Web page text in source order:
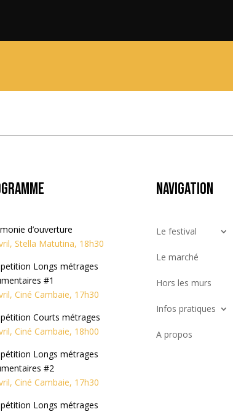
d’ouverture
Stella Matutina, 18h30
Longs métrages
#1
Ciné Cambaie, 17h30
Courts métrages
Ciné Cambaie, 18h00
Longs métrages
#2
Ciné Cambaie, 17h30
Longs métrages
Navigation
Le festival
Le marché
Hors les murs
Infos pratiques
A propos